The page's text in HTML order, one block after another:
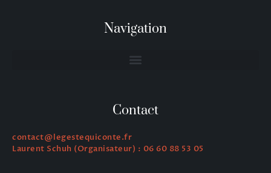
Navigation
Contact
contact@legestequiconte.fr
Laurent Schuh (Organisateur) : 06 60 88 53 05